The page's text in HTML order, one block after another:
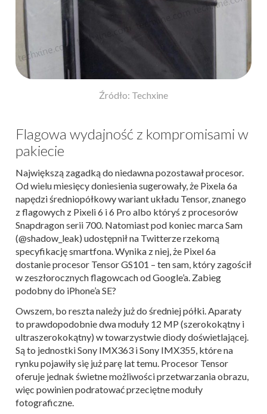
Źródło: Techxine
Flagowa wydajność z kompromisami w
pakiecie
Największą zagadką do niedawna pozostawał procesor.
Od wielu miesięcy doniesienia sugerowały, że Pixela 6a
napędzi średniopółkowy wariant układu Tensor, znanego
z flagowych z Pixeli 6 i 6 Pro albo któryś z procesorów
Snapdragon serii 700. Natomiast pod koniec marca Sam
(@shadow_leak) udostępnił na Twitterze rzekomą
specyfikację smartfona. Wynika z niej, że Pixel 6a
dostanie procesor Tensor GS101 – ten sam, który zagościł
w zeszłorocznych flagowcach od Google’a. Zabieg
podobny do iPhone’a SE?
Owszem, bo reszta należy już do średniej półki. Aparaty
to prawdopodobnie dwa moduły 12 MP (szerokokątny i
ultraszerokokątny) w towarzystwie diody doświetlającej.
Są to jednostki Sony IMX363 i Sony IMX355, które na
rynku pojawiły się już parę lat temu. Procesor Tensor
oferuje jednak świetne możliwości przetwarzania obrazu,
więc powinien podratować przeciętne moduły
fotograficzne.